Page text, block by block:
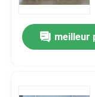
meilleur